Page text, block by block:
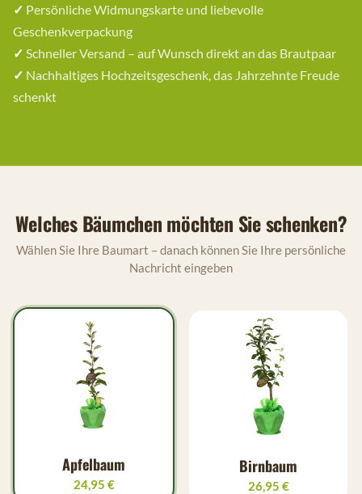
✓ Persönliche Widmungskarte und liebevolle
Geschenkverpackung
✓ Schneller Versand – auf Wunsch direkt an das Brautpaar
✓ Nachhaltiges Hochzeitsgeschenk, das Jahrzehnte Freude
schenkt
Welches Bäumchen möchten Sie schenken?
Wählen Sie Ihre Baumart – danach können Sie Ihre persönliche
Nachricht eingeben
Apfelbaum
24,95 €
Birnbaum
26,95 €